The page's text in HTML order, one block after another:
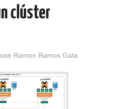
clúster
Ramon Ramos Gata